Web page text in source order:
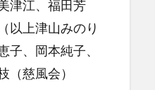
津江、福田芳
以上津山みのり
、岡本純子、
慈風会）